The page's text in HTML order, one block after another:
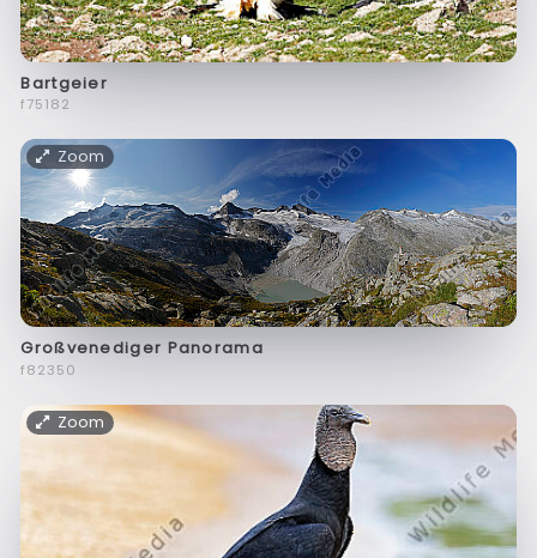
Bartgeier
f75182
Zoom
Großvenediger Panorama
f82350
Zoom